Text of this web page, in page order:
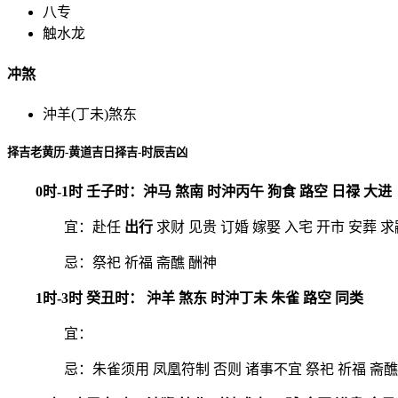
八专
触水龙
冲煞
沖羊(丁未)煞东
择吉老黄历-黄道吉日择吉-时辰吉凶
0时-1时 壬子时：沖马 煞南 时沖丙午 狗食 路空 日禄 大进
宜：赴任 出行 求财 见贵 订婚 嫁娶 入宅 开市 安葬 求
忌：祭祀 祈福 斋醮 酬神
1时-3时 癸丑时： 沖羊 煞东 时沖丁未 朱雀 路空 同类
宜：
忌：朱雀须用 凤凰符制 否则 诸事不宜 祭祀 祈福 斋醮